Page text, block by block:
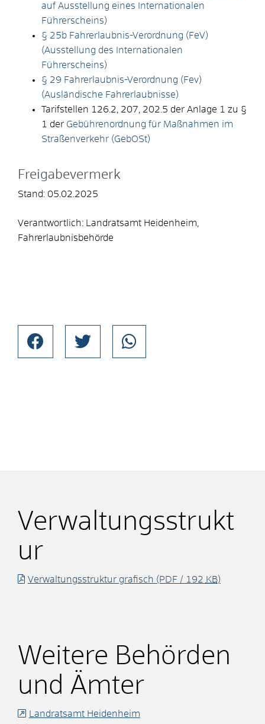
auf Ausstellung eines Internationalen
Führerscheins)
§ 25b Fahrerlaubnis-Verordnung (FeV)
(Ausstellung des Internationalen
Führerscheins)
§ 29 Fahrerlaubnis-Verordnung (Fev)
(Ausländische Fahrerlaubnisse)
Tarifstellen 126.2, 207, 202.5 der Anlage 1 zu §
1 der Gebührenordnung für Maßnahmen im
Straßenverkehr (GebOSt)
Freigabevermerk
Stand: 05.02.2025
Verantwortlich: Landratsamt Heidenheim,
Fahrerlaubnisbehörde
Verwaltungsstrukt
ur
Verwaltungsstruktur grafisch (PDF / 192 KB)
Weitere Behörden
und Ämter
Landratsamt Heidenheim